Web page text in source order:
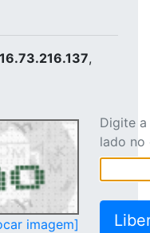
,
imagem]
Digite
lado no